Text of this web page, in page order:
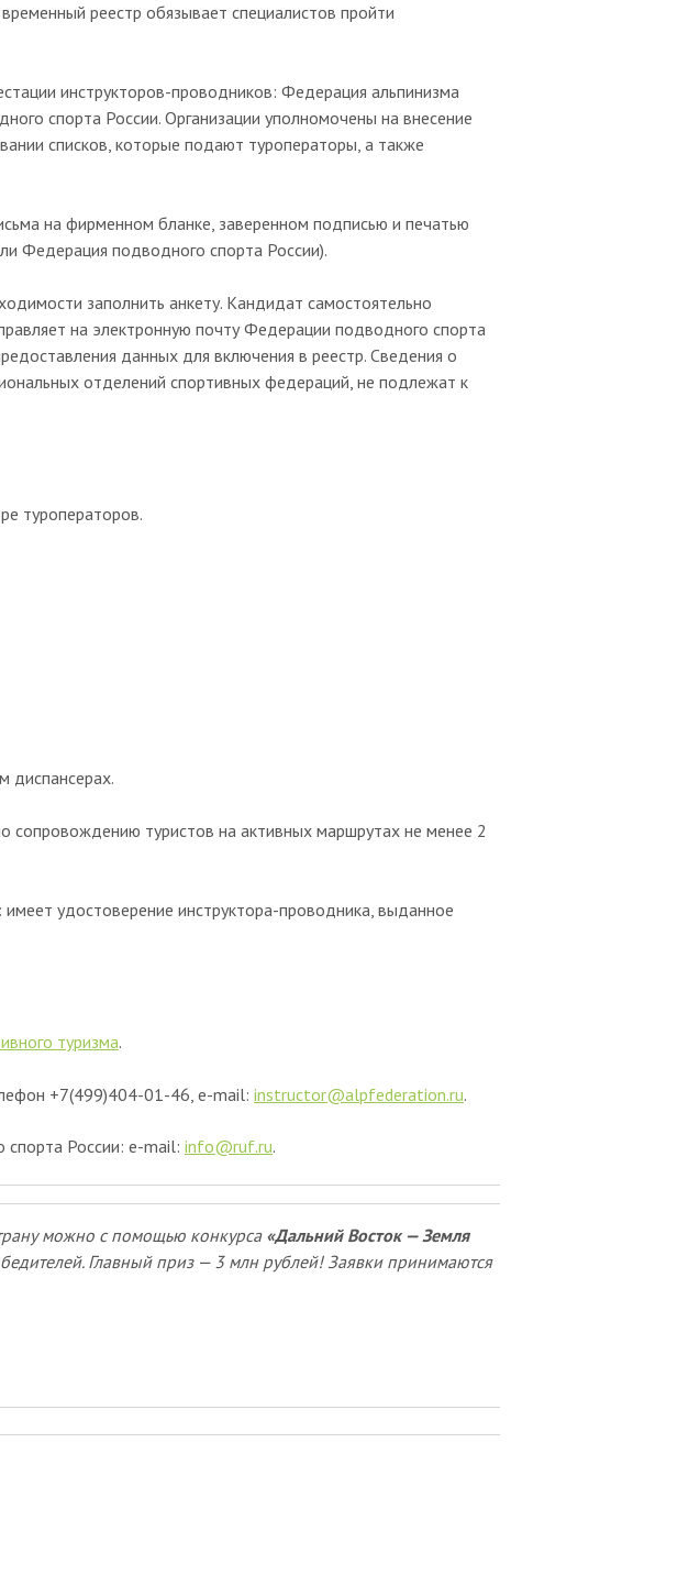
реестр обязывает специалистов пройти
инструкторов-проводников: Федерация альпинизма
спорта России. Организации уполномочены на внесение
списков, которые подают туроператоры, а также
на фирменном бланке, заверенном подписью и печатью
Федерация подводного спорта России).
заполнить анкету. Кандидат самостоятельно
на электронную почту Федерации подводного спорта
данных для включения в реестр. Сведения о
отделений спортивных федераций, не подлежат к
туроператоров.
диспансерах.
сопровождению туристов на активных маршрутах не менее 2
удостоверение инструктора-проводника, выданное
туризма.
+7(499)404-01-46, e-mail: instructor@alpfederation.ru.
России: e-mail: info@ruf.ru.
можно с помощью конкурса «Дальний Восток — Земля
Главный приз — 3 млн рублей! Заявки принимаются